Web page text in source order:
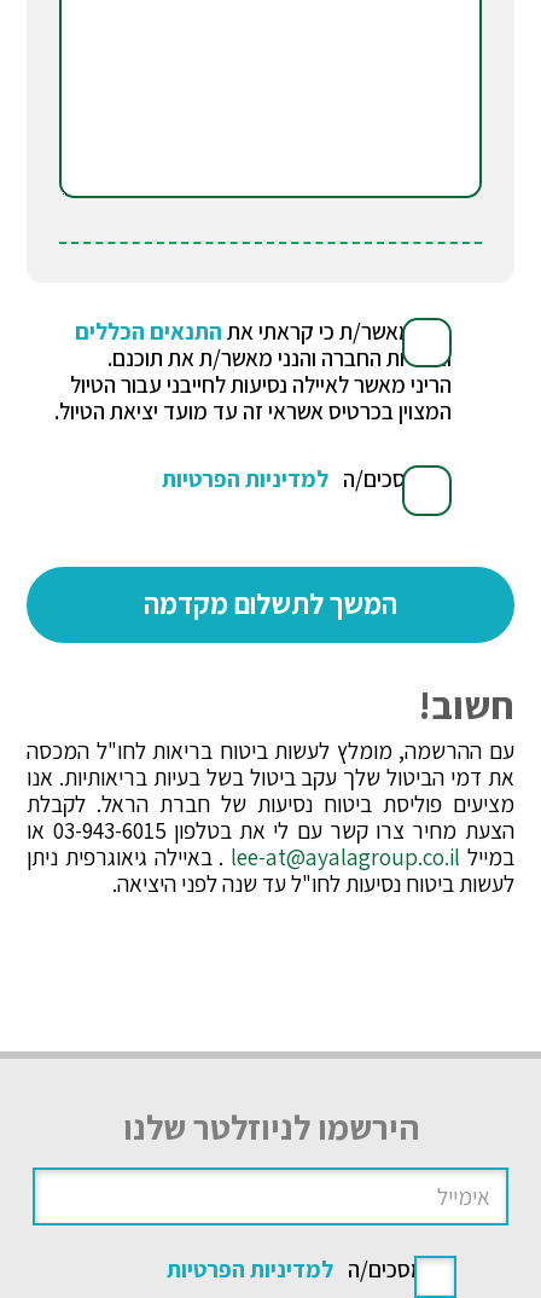
הנני מאשר/ת כי קראתי את התנאים הכללים
ואחריות החברה והנני מאשר/ת את תוכנם.
הריני מאשר לאיילה נסיעות לחייבני עבור הטיול
המצוין בכרטיס אשראי זה עד מועד יציאת הטיול.
אני מסכים/ה למדיניות הפרטיות
חשוב!
עם ההרשמה, מומלץ לעשות ביטוח בריאות לחו"ל המכסה
את דמי הביטול שלך עקב ביטול בשל בעיות בריאותיות. אנו
מציעים פוליסת ביטוח נסיעות של חברת הראל. לקבלת
הצעת מחיר צרו קשר עם לי את בטלפון 03-943-6015 או
במייל lee-at@ayalagroup.co.il . באיילה גיאוגרפית ניתן
לעשות ביטוח נסיעות לחו"ל עד שנה לפני היציאה.
הירשמו לניוזלטר שלנו
אני מסכים/ה למדיניות הפרטיות